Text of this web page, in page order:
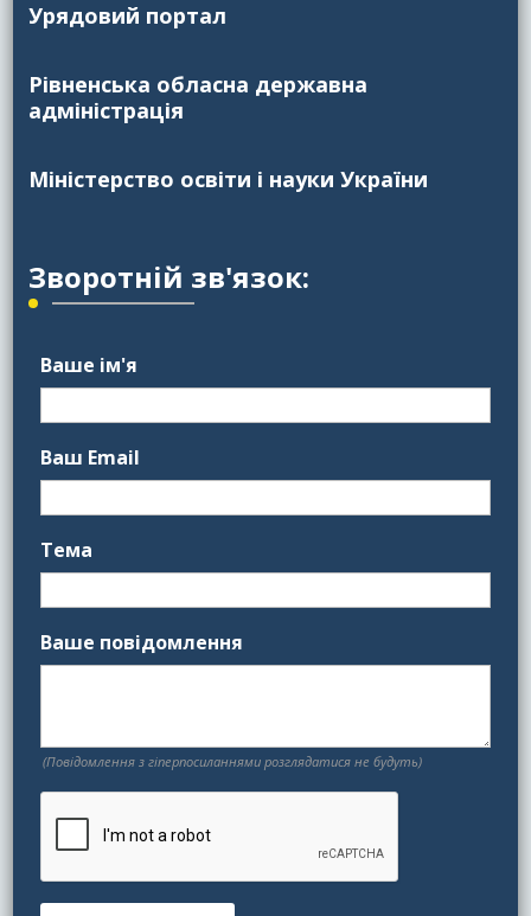
Урядовий портал
Рівненська обласна державна
адміністрація
Міністерство освіти і науки України
Зворотній зв'язок:
Ваше ім'я
Ваш Email
Тема
Ваше повідомлення
(Повідомлення з гіперпосиланнями розглядатися не будуть)